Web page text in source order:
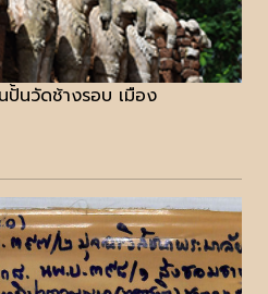
ปั้นวัดช้างรอบ เมือง